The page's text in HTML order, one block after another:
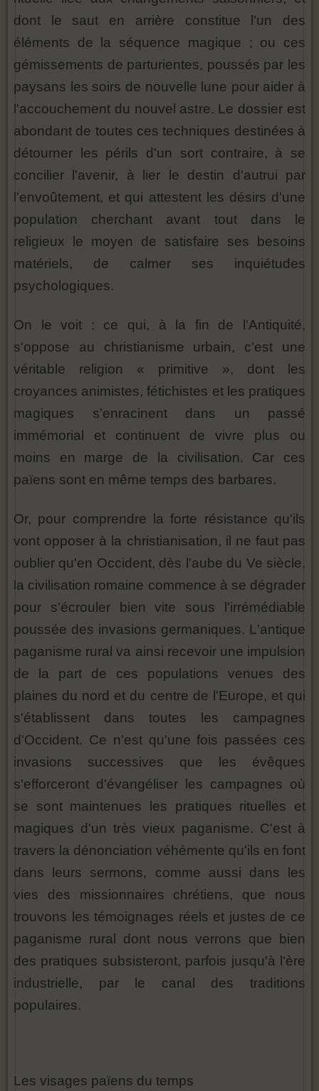
dont le saut en arrière constitue l'un des
éléments de la séquence magique ; ou ces
gémissements de parturientes, poussés par les
paysans les soirs de nouvelle lune pour aider à
l'accouchement du nouvel astre. Le dossier est
abondant de toutes ces techniques destinées à
détourner les périls d'un sort contraire, à se
concilier l'avenir, à lier le destin d'autrui par
l'envoûtement, et qui attestent les désirs d'une
population cherchant avant tout dans le
religieux le moyen de satisfaire ses besoins
matériels, de calmer ses inquiétudes
psychologiques.
On le voit : ce qui, à la fin de l'Antiquité,
s'oppose au christianisme urbain, c'est une
véritable religion « primitive », dont les
croyances animistes, fétichistes et les pratiques
magiques s'enracinent dans un passé
immémorial et continuent de vivre plus ou
moins en marge de la civilisation. Car ces
païens sont en même temps des barbares.
Or, pour comprendre la forte résistance qu'ils
vont opposer à la christianisation, il ne faut pas
oublier qu'en Occident, dès l'aube du Ve siècle,
la civilisation romaine commence à se dégrader
pour s'écrouler bien vite sous l'irrémédiable
poussée des invasions germaniques. L'antique
paganisme rural va ainsi recevoir une impulsion
de la part de ces populations venues des
plaines du nord et du centre de l'Europe, et qui
s'établissent dans toutes les campagnes
d'Occident. Ce n'est qu'une fois passées ces
invasions successives que les évêques
s'efforceront d'évangéliser les campagnes où
se sont maintenues les pratiques rituelles et
magiques d'un très vieux paganisme. C'est à
travers la dénonciation véhémente qu'ils en font
dans leurs sermons, comme aussi dans les
vies des missionnaires chrétiens, que nous
trouvons les témoignages réels et justes de ce
paganisme rural dont nous verrons que bien
des pratiques subsisteront, parfois jusqu'à l'ère
industrielle, par le canal des traditions
populaires.
Les visages païens du temps